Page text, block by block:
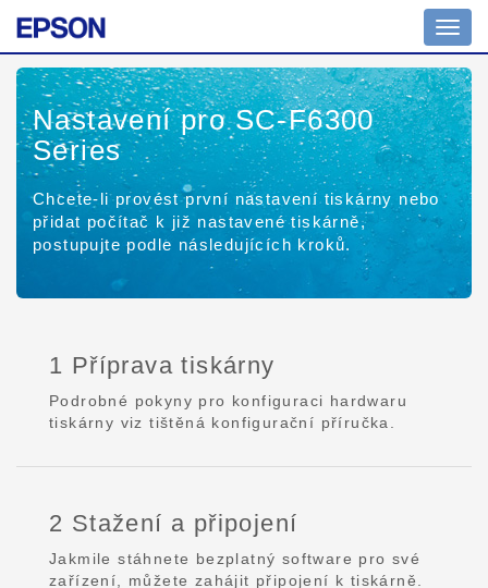
Nastavení pro SC-F6300
Series
Chcete-li provést první nastavení tiskárny nebo
přidat počítač k již nastavené tiskárně,
postupujte podle následujících kroků.
1 Příprava tiskárny
Podrobné pokyny pro konfiguraci hardwaru
tiskárny viz tištěná konfigurační příručka.
2 Stažení a připojení
Jakmile stáhnete bezplatný software pro své
zařízení, můžete zahájit připojení k tiskárně.